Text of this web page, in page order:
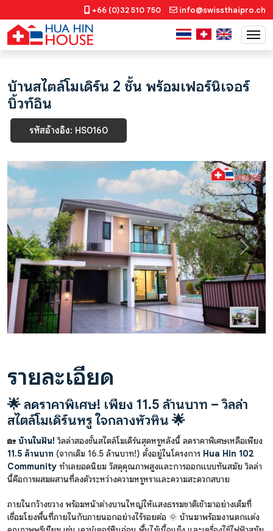
+66 (0)32 510 750 info@swissthaipro.ch
บ้านสไตล์โมเดิร์น 2 ชั้น พร้อมเฟอร์นิเจอร์
บิ้วท์อิน
รหัสอ้างอิง: HS0160
Previous Next
รายละเอียด
🌟 ลดราคาพิเศษ! เพียง 11.5 ล้านบาท – วิลล่า
สไตล์โมเดิร์นหรู ใจกลางหัวหิน 🌟
🏡 บ้านในฝัน! วิลล่าสองชั้นสไตล์โมเดิร์นสุดหรูหลังนี้ ลดราคาพิเศษเหลือเพียง
11.5 ล้านบาท (จากเดิม 16.5 ล้านบาท!) ตั้งอยู่ในโครงการ Hua Hin 102
Community ทำเลยอดนิยม วัสดุคุณภาพสูงและการออกแบบทันสมัย วิลล่า
นี้คือการผสมผสานที่ลงตัวระหว่างความหรูหราและความสะดวกสบาย
ภายในกว้างขวาง พร้อมหน้าต่างบานใหญ่ให้แสงธรรมชาติเข้ามาอย่างเต็มที่
เชื่อมโยงพื้นที่ภายในกับภายนอกอย่างไร้รอยต่อ 🌞 บ้านมาพร้อมงานตกแต่ง